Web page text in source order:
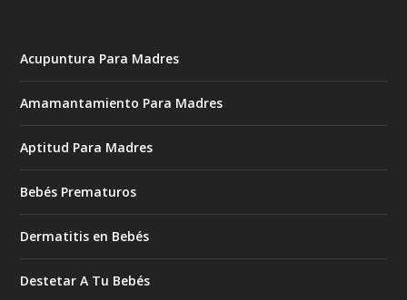
Acupuntura Para Madres
Amamantamiento Para Madres
Aptitud Para Madres
Bebés Prematuros
Dermatitis en Bebés
Destetar A Tu Bebés